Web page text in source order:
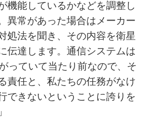
機能しているかなどを調整し
異常があった場合はメーカー
処法を聞き、その内容を衛星
伝達します。通信システムは
っていて当たり前なので、そ
責任と、私たちの任務がなけ
できないということに誇りを